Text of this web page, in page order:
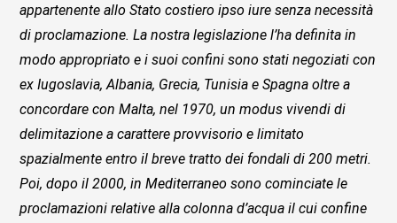
appartenente allo Stato costiero ipso iure senza necessità
di proclamazione. La nostra legislazione l’ha definita in
modo appropriato e i suoi confini sono stati negoziati con
ex Iugoslavia, Albania, Grecia, Tunisia e Spagna oltre a
concordare con Malta, nel 1970, un modus vivendi di
delimitazione a carattere provvisorio e limitato
spazialmente entro il breve tratto dei fondali di 200 metri.
Poi, dopo il 2000, in Mediterraneo sono cominciate le
proclamazioni relative alla colonna d’acqua il cui confine